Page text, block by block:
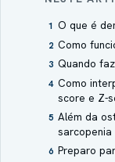
1 O que é
2 Como
3 Quando
4 Como
score e Z-
5 Além da
sarcopenia
6 Preparo